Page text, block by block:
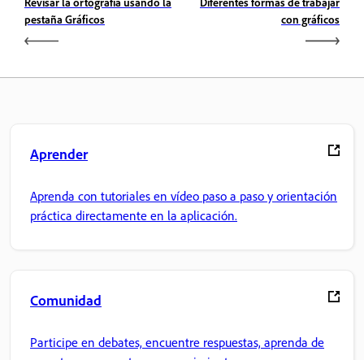
pestaña Gráficos
con gráficos
Aprender
Aprenda con tutoriales en vídeo paso a paso y orientación
práctica directamente en la aplicación.
Comunidad
Participe en debates, encuentre respuestas, aprenda de